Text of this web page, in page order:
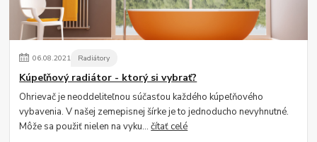
06.08.2021 Radiátory
Kúpeľňový radiátor - ktorý si vybrať?
Ohrievač je neoddeliteľnou súčasťou každého kúpeľňového
vybavenia. V našej zemepisnej šírke je to jednoducho nevyhnutné.
Môže sa použiť nielen na vyku...čítať celé